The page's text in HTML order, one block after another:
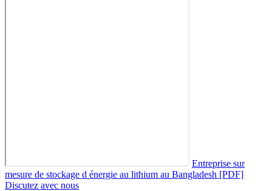
Entreprise sur
mesure de stockage d énergie au lithium au Bangladesh [PDF]
Discutez avec nous